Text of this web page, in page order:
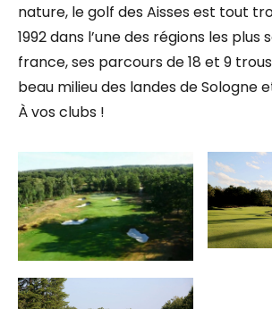
nature, le golf des Aisses est tout
1992 dans l’une des régions les plus
france, ses parcours de 18 et 9
beau milieu des landes de Sologne
À vos clubs !